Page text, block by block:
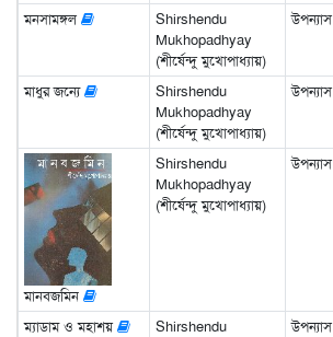
মনসামঙ্গল
Shirshendu
Mukhopadhyay
(শীর্ষেন্দু মুখোপাধ্যায়)
উপন্যাস
মাধুর জন্যে
Shirshendu
Mukhopadhyay
(শীর্ষেন্দু মুখোপাধ্যায়)
উপন্যাস
মানবজমিন
Shirshendu
Mukhopadhyay
(শীর্ষেন্দু মুখোপাধ্যায়)
উপন্যাস
ম্যাডাম ও মহাশয়
Shirshendu
উপন্যাস